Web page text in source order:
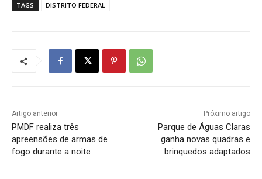
TAGS DISTRITO FEDERAL
Artigo anterior
PMDF realiza três
apreensões de armas de
fogo durante a noite
Próximo artigo
Parque de Águas Claras
ganha novas quadras e
brinquedos adaptados